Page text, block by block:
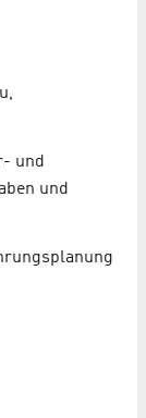
und
und